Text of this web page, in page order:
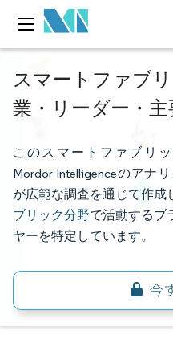
スマートファブ
業・リーダー・
このスマートファブリ
Mordor Intelligenceのアナ
が広範な調査を通じて作成
ブリック分野で活動するブ
ヤーを特定しています。